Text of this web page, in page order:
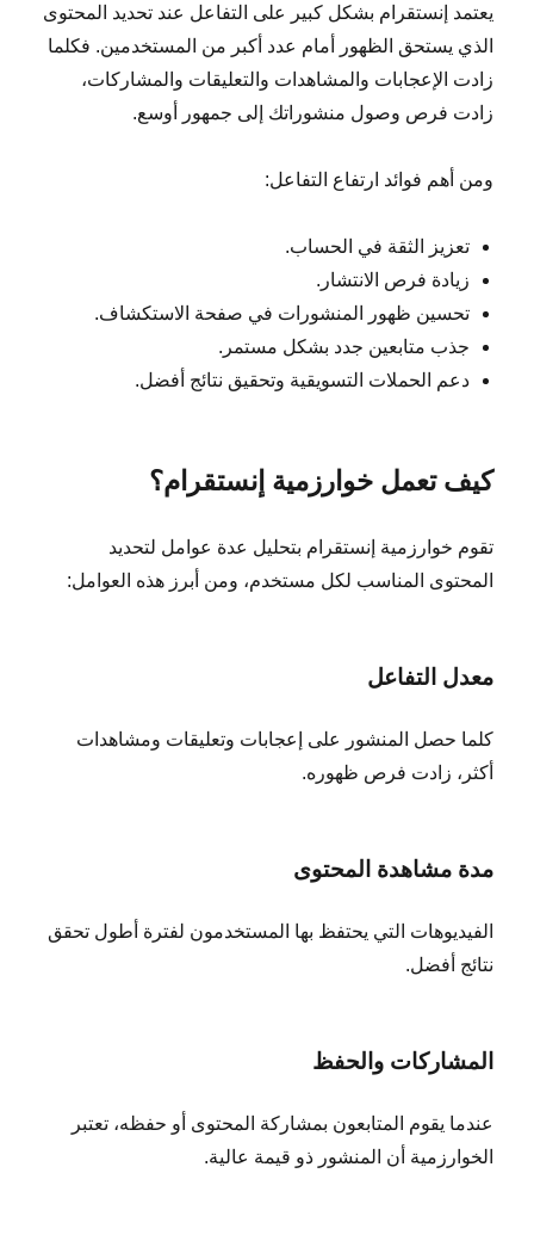
يعتمد إنستقرام بشكل كبير على التفاعل عند تحديد المحتوى
الذي يستحق الظهور أمام عدد أكبر من المستخدمين. فكلما
زادت الإعجابات والمشاهدات والتعليقات والمشاركات،
زادت فرص وصول منشوراتك إلى جمهور أوسع.
ومن أهم فوائد ارتفاع التفاعل:
تعزيز الثقة في الحساب.
زيادة فرص الانتشار.
تحسين ظهور المنشورات في صفحة الاستكشاف.
جذب متابعين جدد بشكل مستمر.
دعم الحملات التسويقية وتحقيق نتائج أفضل.
كيف تعمل خوارزمية إنستقرام؟
تقوم خوارزمية إنستقرام بتحليل عدة عوامل لتحديد
المحتوى المناسب لكل مستخدم، ومن أبرز هذه العوامل:
معدل التفاعل
كلما حصل المنشور على إعجابات وتعليقات ومشاهدات
أكثر، زادت فرص ظهوره.
مدة مشاهدة المحتوى
الفيديوهات التي يحتفظ بها المستخدمون لفترة أطول تحقق
نتائج أفضل.
المشاركات والحفظ
عندما يقوم المتابعون بمشاركة المحتوى أو حفظه، تعتبر
الخوارزمية أن المنشور ذو قيمة عالية.